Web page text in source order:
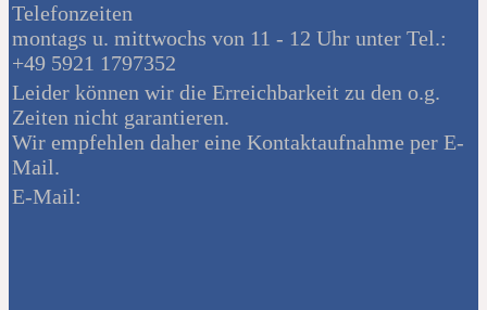
Telefonzeiten
montags u. mittwochs von 11 - 12 Uhr unter Tel.:
+49 5921 1797352
Leider können wir die Erreichbarkeit zu den o.g.
Zeiten nicht garantieren.
Wir empfehlen daher eine Kontaktaufnahme per E-
Mail.
E-Mail: